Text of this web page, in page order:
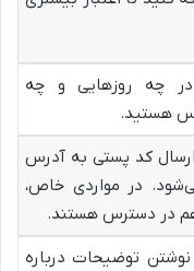
چه روزهایی و چه
هستید.
ارسال کد پستی به آدرس
در مواردی خاص،
در دسترس هستند.
توضیحات درباره